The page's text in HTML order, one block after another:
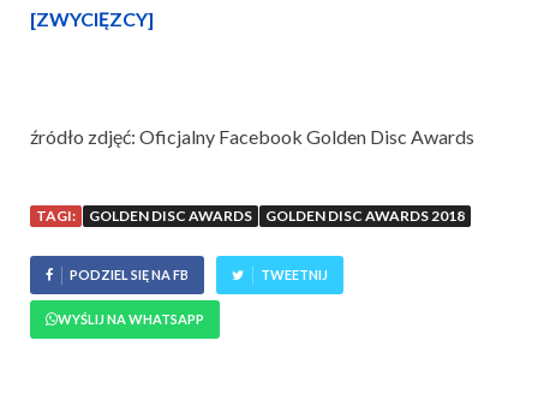
[ZWYCIĘZCY]
źródło zdjęć: Oficjalny Facebook Golden Disc Awards
TAGI: GOLDEN DISC AWARDS GOLDEN DISC AWARDS 2018
PODZIEL SIĘ NA FB TWEETNIJ
WYŚLIJ NA WHATSAPP